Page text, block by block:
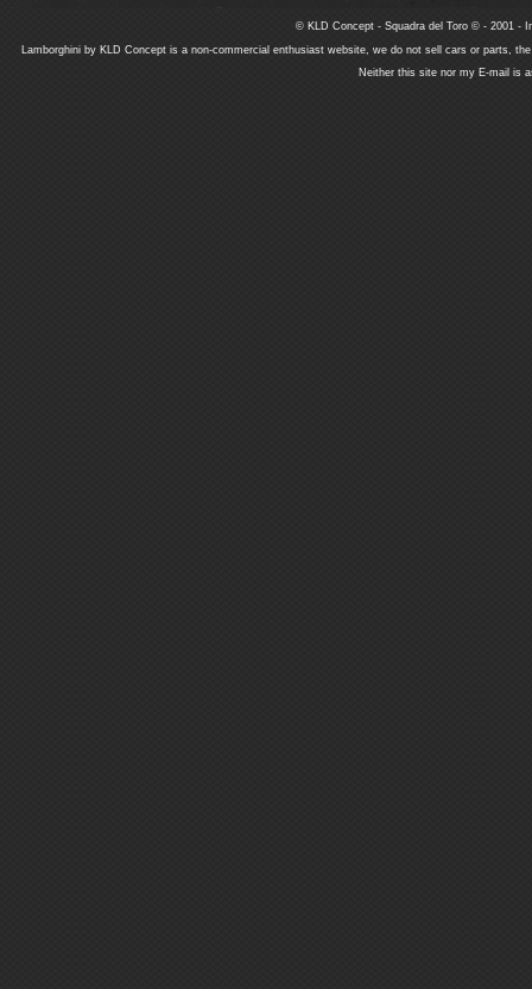
© KLD Concept - Squadra del Toro © - 2001 -
Lamborghini by KLD Concept is a non-commercial enthusiast website, we do not sell cars or parts,
Neither this site nor my E-mail is